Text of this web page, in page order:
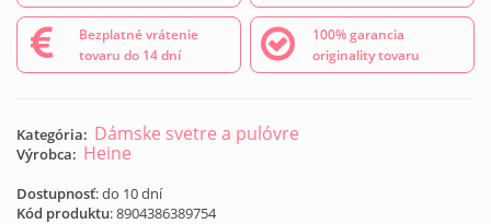
Bezplatné vrátenie
tovaru do 14 dní
100% garancia
originality tovaru
Kategória: Dámske svetre a pulóvre
Výrobca: Heine
Dostupnosť: do 10 dní
Kód produktu:8904386389754